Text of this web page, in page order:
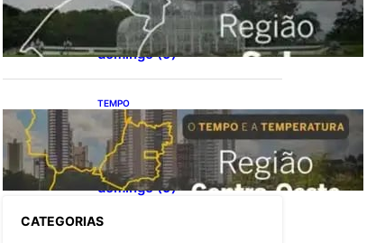
TEMPERATURA: Sul terá
chuva, frio e possibilidade
de trovoadas neste
domingo (9)
TEMPO
O TEMPO E A
TEMPERATURA: calor
intenso predomina no
Centro-Oeste neste
domingo (9)
CATEGORIAS